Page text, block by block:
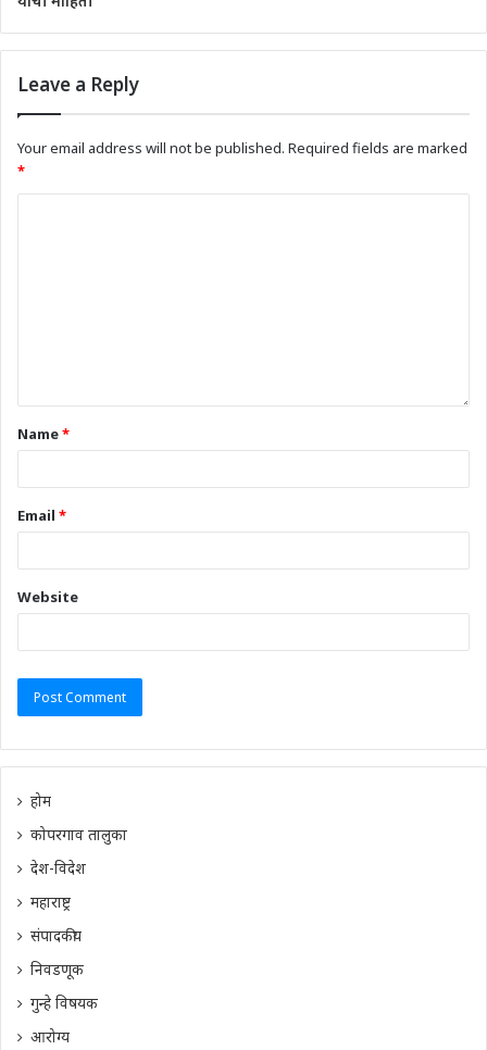
Leave a Reply
Your email address will not be published. Required fields are marked
*
Name*
Email *
Website
होम
कोपरगाव तालुका
देश-विदेश
महाराष्ट्र
संपादकीय
निवडणूक
गुन्हे विषयक
आरोग्य